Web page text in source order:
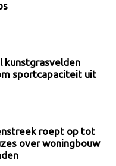
kunstgrasvelden
sportcapaciteit uit
roept op tot
over woningbouw